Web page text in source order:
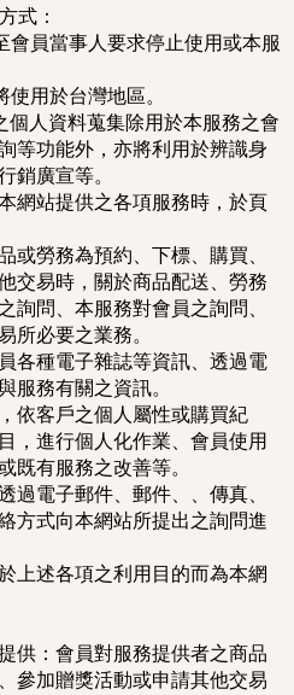
式：
會員當事人要求停止使用或本服
用於台灣地區。
個人資料蒐集除用於本服務之會
等功能外，亦將利用於辨識身
銷廣宣等。
網站提供之各項服務時，於頁
勞務為預約、下標、購買、
交易時，關於商品配送、勞務
問、本服務對會員之詢問、
所必要之業務。
各種電子雜誌等資訊、透過電
服務有關之資訊。
依客戶之個人屬性或購買紀
，進行個人化作業、會員使用
既有服務之改善等。
過電子郵件、郵件、、傳真、
方式向本網站所提出之詢問進
上述各項之利用目的而為本網
供：會員對服務提供者之商品
參加贈獎活動或申請其他交易